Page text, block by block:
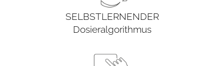
SELBSTLERNENDER
Dosieralgorithmus